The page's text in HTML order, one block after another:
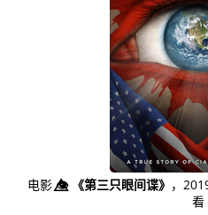
电影👁️⃤《第三只眼间谍》 ，
看